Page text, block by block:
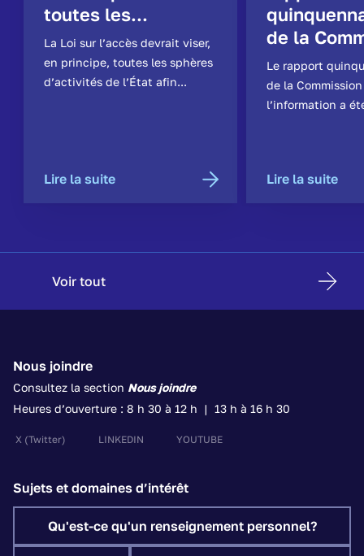
toutes les...
La Loi sur l’accès devrait viser,
en principe, toutes les sphères
d’activités de l’État afin...
Lire la suite
de la
Le rapport
de la Commission
l’information a
Lire la suite
Voir tout
Nous joindre
Consultez la section Nous joindre
Heures d’ouverture : 8 h 30 à 12 h | 13 h à 16 h 30
X (Twitter) LINKEDIN YOUTUBE
Sujets et domaines d’intérêt
Qu'est-ce qu'un renseignement personnel?